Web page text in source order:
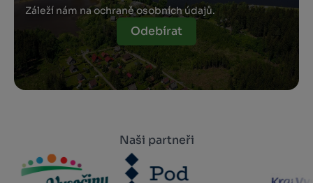
Záleží nám na ochraně osobních údajů.
Odebírat
Naši partneři